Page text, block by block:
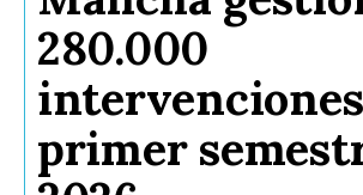
280.000
primer